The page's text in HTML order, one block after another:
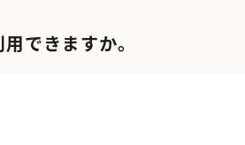
できますか。